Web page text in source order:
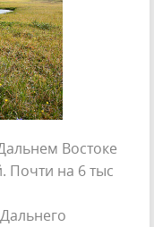
Востоке
Почти на 6 тыс